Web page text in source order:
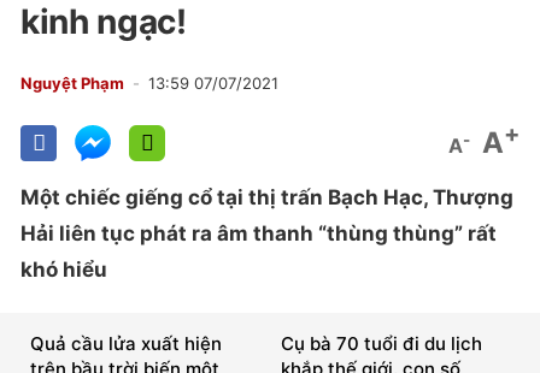
kinh ngạc!
Nguyệt Phạm 13:59 07/07/2021
A- A+
Một chiếc giếng cổ tại thị trấn Bạch Hạc, Thượng
Hải liên tục phát ra âm thanh “thùng thùng” rất
khó hiểu
Cụ bà 70 tuổi đi du lịch
Quả cầu lửa xuất hiện